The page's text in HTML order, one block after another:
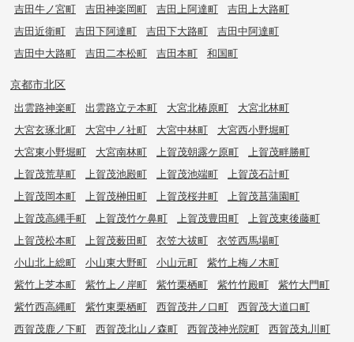
吉田牛ノ宮町
吉田神楽岡町 吉田上阿達町
吉田上大路町
吉田近衛町
吉田下阿達町 吉田下大路町
吉田中阿達町
吉田中大路町
吉田二本松町 吉田本町 和国町
京都市北区
出雲路神楽町 出雲路立テ本町 大宮北椿原町
大宮北林町
大宮玄琢北町
大宮中ノ社町 大宮中林町
大宮西小野堀町
大宮東小野堀町
大宮南林町 上賀茂朝露ケ原町
上賀茂畔勝町
上賀茂荒草町
上賀茂池殿町 上賀茂池端町
上賀茂石計町
上賀茂岡本町
上賀茂榊田町 上賀茂桜井町
上賀茂菖蒲園町
上賀茂高縄手町
上賀茂竹ケ鼻町 上賀茂豊田町
上賀茂東後藤町
上賀茂松本町
上賀茂薮田町 衣笠大祓町
衣笠西馬場町
小山北上総町
小山東大野町 小山元町
紫竹上梅ノ木町
紫竹上芝本町
紫竹上ノ岸町 紫竹栗栖町 紫竹竹殿町
紫竹大門町
紫竹西高縄町
紫竹東栗栖町 西賀茂井ノ口町
西賀茂大道口町
西賀茂鹿ノ下町
西賀茂北山ノ森町 西賀茂神光院町
西賀茂丸川町